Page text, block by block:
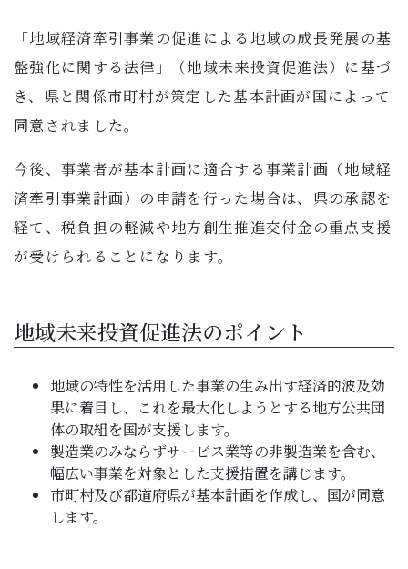
観光
子育て・教育
移住・定住
「地域経済牽引事業の促進による地域の成長発展の基
盤強化に関する法律」（地域未来投資促進法）に基づ
き、県と関係市町村が策定した基本計画が国によって
同意されました。
今後、事業者が基本計画に適合する事業計画（地域経
済牽引事業計画）の申請を行った場合は、県の承認を
経て、税負担の軽減や地方創生推進交付金の重点支援
が受けられることになります。
地域未来投資促進法のポイント
地域の特性を活用した事業の生み出す経済的波及効
果に着目し、これを最大化しようとする地方公共団
体の取組を国が支援します。
製造業のみならずサービス業等の非製造業を含む、
幅広い事業を対象とした支援措置を講じます。
市町村及び都道府県が基本計画を作成し、国が同意
します。